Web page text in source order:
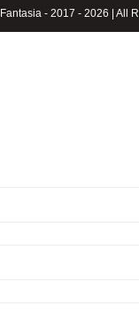
- 2017 - 2026 | All